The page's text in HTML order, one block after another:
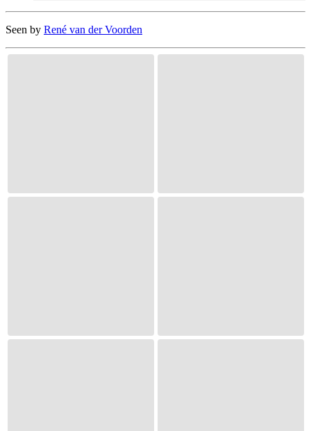
Seen by René van der Voorden